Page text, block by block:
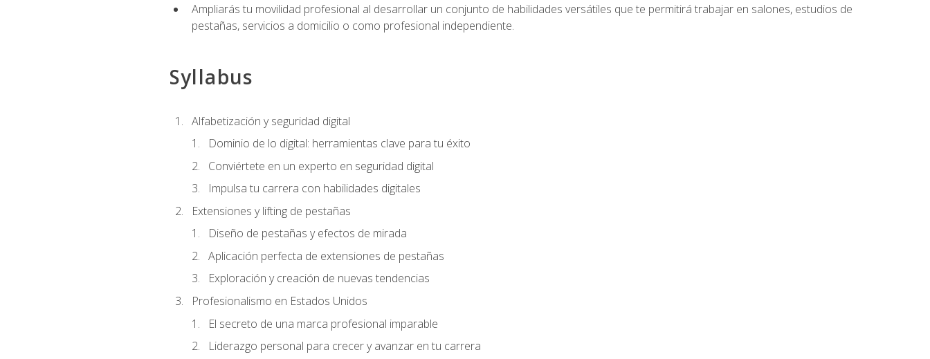
Ampliarás tu movilidad profesional al desarrollar un conjunto de habilidades versátiles que te permitirá trabajar en salones, estudios de
pestañas, servicios a domicilio o como profesional independiente.
Syllabus
Alfabetización y seguridad digital
Dominio de lo digital: herramientas clave para tu éxito
Conviértete en un experto en seguridad digital
Impulsa tu carrera con habilidades digitales
Extensiones y lifting de pestañas
Diseño de pestañas y efectos de mirada
Aplicación perfecta de extensiones de pestañas
Exploración y creación de nuevas tendencias
Profesionalismo en Estados Unidos
El secreto de una marca profesional imparable
Liderazgo personal para crecer y avanzar en tu carrera